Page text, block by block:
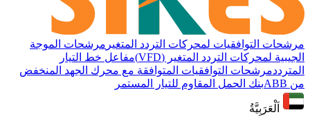
مرشحات التوافقيات لمحركات التردد المتغير مرشحات الموجة
الجيبية لمحركات التردد المتغير (VFD)
مفاعل خط التيار
المترددمرشحات التوافقيات المتوافقة مع محرك الجهد المنخفض
من ABB
بنك الحمل المقاوم للتيار المستمر
اَلْعَرَبِيَّةُ